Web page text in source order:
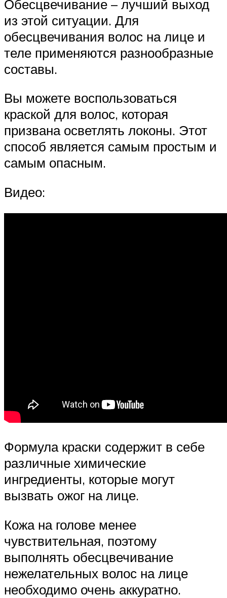
Обесцвечивание – лучший выход
из этой ситуации. Для
обесцвечивания волос на лице и
теле применяются разнообразные
составы.
Вы можете воспользоваться
краской для волос, которая
призвана осветлять локоны. Этот
способ является самым простым и
самым опасным.
Видео:
Формула краски содержит в себе
различные химические
ингредиенты, которые могут
вызвать ожог на лице.
Кожа на голове менее
чувствительная, поэтому
выполнять обесцвечивание
нежелательных волос на лице
необходимо очень аккуратно.